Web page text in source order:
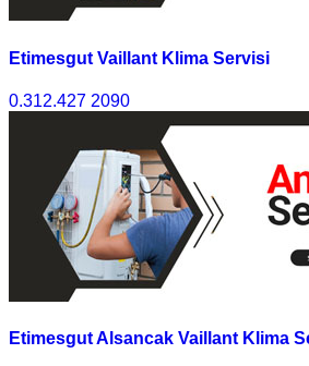
Etimesgut Vaillant Klima Servisi
0.312.427 2090
Etimesgut Alsancak Vaillant Klima